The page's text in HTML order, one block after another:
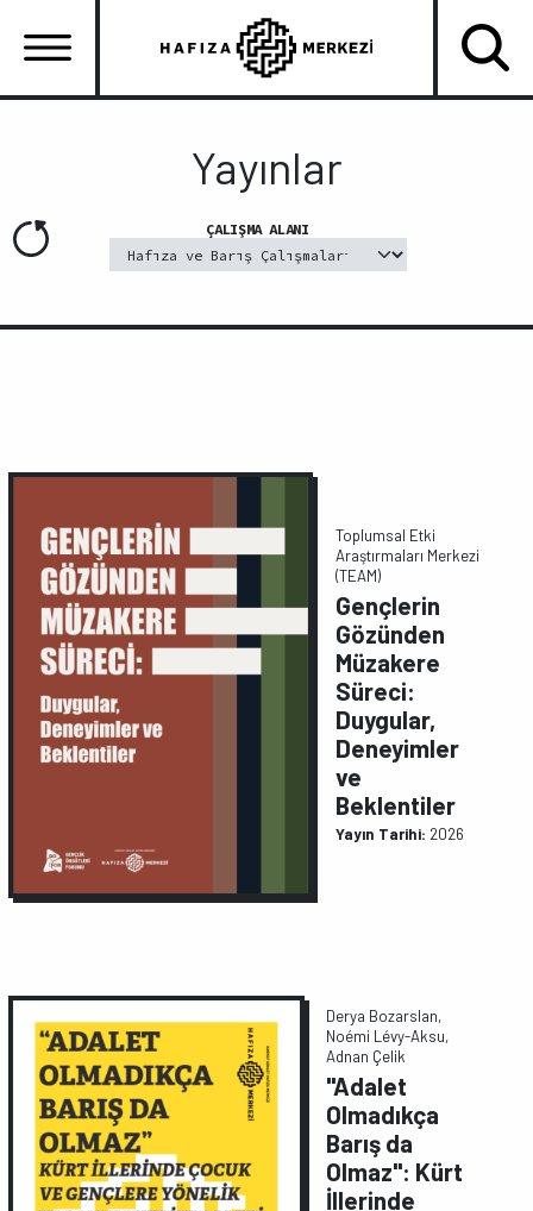
atla
Yayınlar
ÇALIŞMA ALANI
Toplumsal Etki
Araştırmaları Merkezi
(TEAM)
Gençlerin
Gözünden
Müzakere
Süreci:
Duygular,
Deneyimler
ve
Beklentiler
Yayın Tarihi: 2026
Derya Bozarslan,
Noémi Lévy-Aksu,
Adnan Çelik
"Adalet
Olmadıkça
Barış da
Olmaz": Kürt
İllerinde